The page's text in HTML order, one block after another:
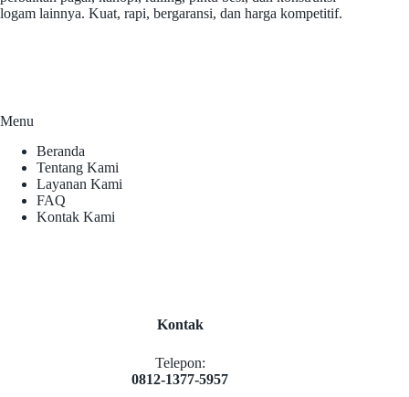
logam lainnya. Kuat, rapi, bergaransi, dan harga kompetitif.
Menu
Beranda
Tentang Kami
Layanan Kami
FAQ
Kontak Kami
Kontak
Telepon:
0812-1377-5957